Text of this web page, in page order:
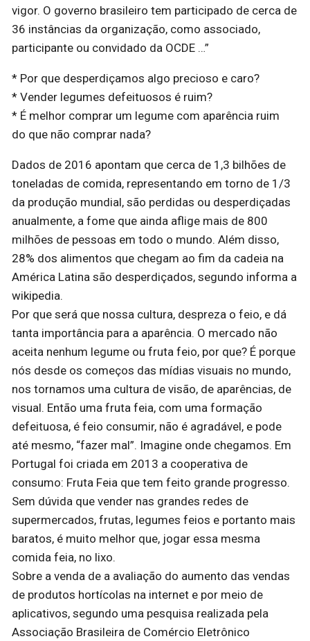
vigor. O governo brasileiro tem participado de cerca de
36 instâncias da organização, como associado,
participante ou convidado da OCDE …”
* Por que desperdiçamos algo precioso e caro?
* Vender legumes defeituosos é ruim?
* É melhor comprar um legume com aparência ruim
do que não comprar nada?
Dados de 2016 apontam que cerca de 1,3 bilhões de
toneladas de comida, representando em torno de 1/3
da produção mundial, são perdidas ou desperdiçadas
anualmente, a fome que ainda aflige mais de 800
milhões de pessoas em todo o mundo. Além disso,
28% dos alimentos que chegam ao fim da cadeia na
América Latina são desperdiçados, segundo informa a
wikipedia.
Por que será que nossa cultura, despreza o feio, e dá
tanta importância para a aparência. O mercado não
aceita nenhum legume ou fruta feio, por que? É porque
nós desde os começos das mídias visuais no mundo,
nos tornamos uma cultura de visão, de aparências, de
visual. Então uma fruta feia, com uma formação
defeituosa, é feio consumir, não é agradável, e pode
até mesmo, “fazer mal”. Imagine onde chegamos. Em
Portugal foi criada em 2013 a cooperativa de
consumo: Fruta Feia que tem feito grande progresso.
Sem dúvida que vender nas grandes redes de
supermercados, frutas, legumes feios e portanto mais
baratos, é muito melhor que, jogar essa mesma
comida feia, no lixo.
Sobre a venda de a avaliação do aumento das vendas
de produtos hortícolas na internet e por meio de
aplicativos, segundo uma pesquisa realizada pela
Associação Brasileira de Comércio Eletrônico